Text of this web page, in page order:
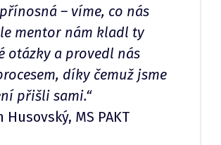
– víme, co nás
mentor nám kladl ty
otázky a provedl nás
díky čemuž jsme
přišli sami.“
Husovský, MS PAKT